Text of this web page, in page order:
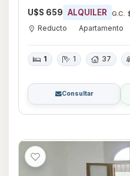
U$S 659 ALQUILER G.C.
Reducto Apartamento
1 1 37
Consultar